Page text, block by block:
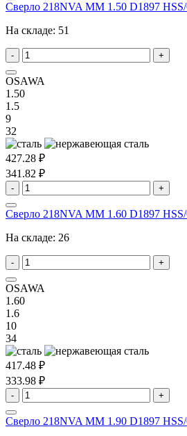
Сверло 218NVA MM 1.50 D1897
На складе: 51
- +
OSAWA
1.50
1.5
9
32
427.28 ₽
341.82 ₽
- +
Сверло 218NVA MM 1.60 D1897
На складе: 26
- +
OSAWA
1.60
1.6
10
34
417.48 ₽
333.98 ₽
- +
Сверло 218NVA MM 1.90 D1897